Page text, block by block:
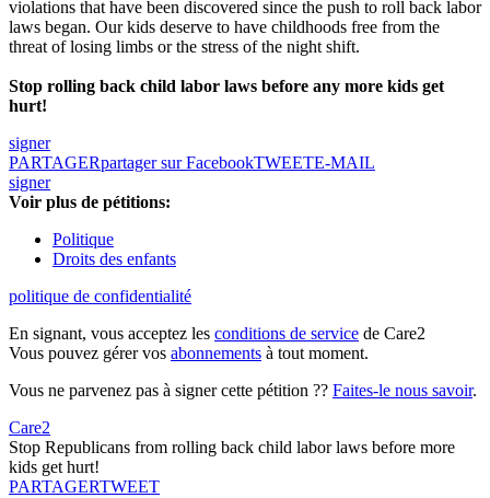
violations that have been discovered since the push to roll back labor
laws began. Our kids deserve to have childhoods free from the
threat of losing limbs or the stress of the night shift.
Stop rolling back child labor laws before any more kids get
hurt!
signer
PARTAGERpartager sur FacebookTWEETE-MAIL
signer
Voir plus de pétitions:
Politique
Droits des enfants
politique de confidentialité
En signant, vous acceptez les conditions de service de Care2
Vous pouvez gérer vos abonnements à tout moment.
Vous ne parvenez pas à signer cette pétition ?? Faites-le nous savoir.
Care2
Stop Republicans from rolling back child labor laws before more
kids get hurt!
PARTAGERTWEET